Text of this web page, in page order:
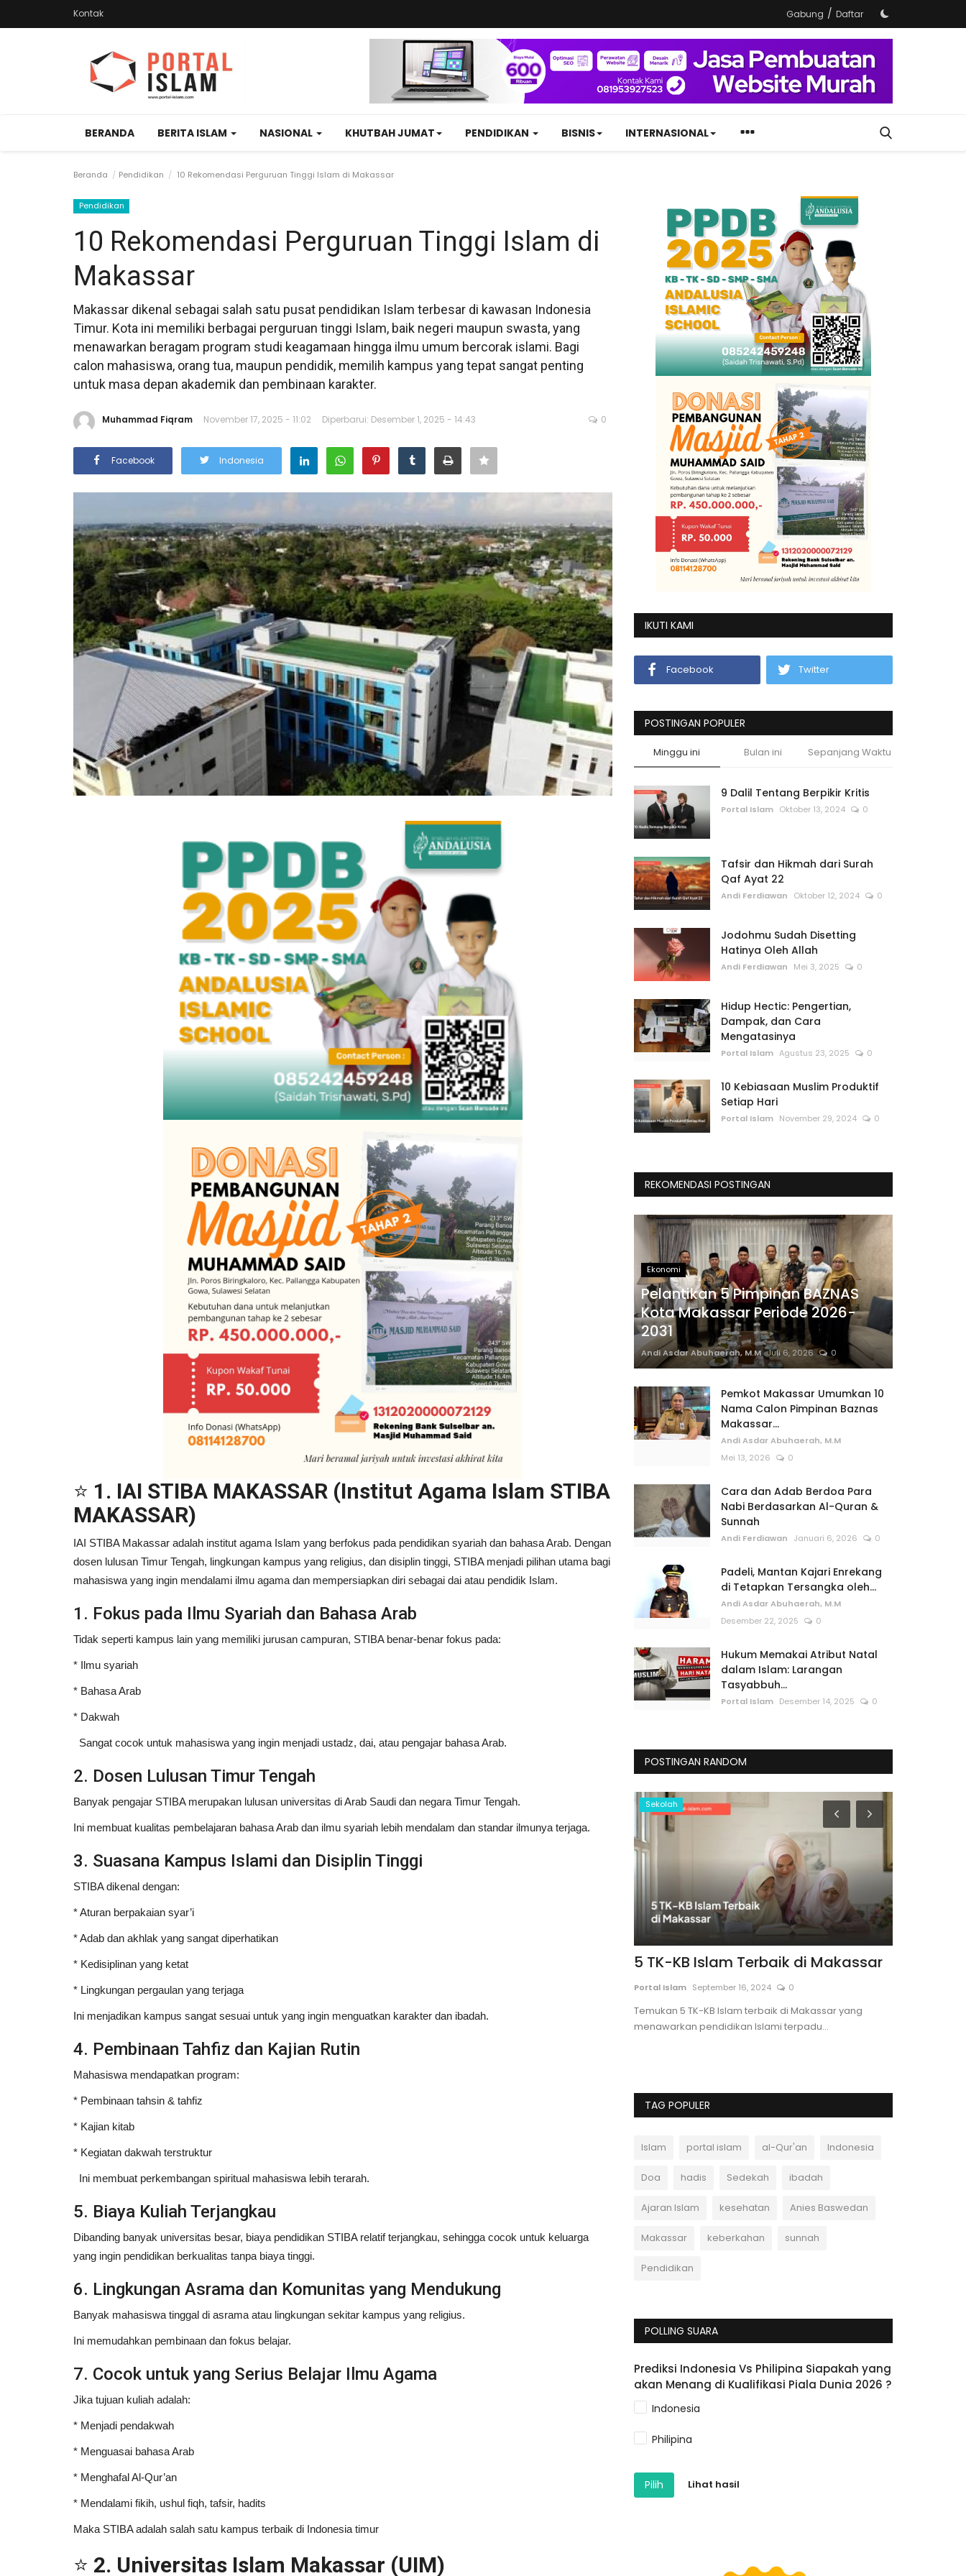
Kontak Gabung / Daftar
BERANDA BERITA ISLAM NASIONAL KHUTBAH JUMAT PENDIDIKAN BISNIS INTERNASIONAL
Beranda Pendidikan 10 Rekomendasi Perguruan Tinggi Islam di Makassar
Pendidikan
10 Rekomendasi Perguruan Tinggi Islam di
Makassar
Makassar dikenal sebagai salah satu pusat pendidikan Islam terbesar di kawasan Indonesia
Timur. Kota ini memiliki berbagai perguruan tinggi Islam, baik negeri maupun swasta, yang
menawarkan beragam program studi keagamaan hingga ilmu umum bercorak islami. Bagi
calon mahasiswa, orang tua, maupun pendidik, memilih kampus yang tepat sangat penting
untuk masa depan akademik dan pembinaan karakter.
Muhammad Fiqram November 17, 2025 - 11:02 Diperbarui: Desember 1, 2025 - 14:43 0
Facebook Indonesia
⭐ 1. IAI STIBA MAKASSAR (Institut Agama Islam STIBA
MAKASSAR)
IAI STIBA Makassar adalah institut agama Islam yang berfokus pada pendidikan syariah dan bahasa Arab. Dengan
dosen lulusan Timur Tengah, lingkungan kampus yang religius, dan disiplin tinggi, STIBA menjadi pilihan utama bagi
mahasiswa yang ingin mendalami ilmu agama dan mempersiapkan diri sebagai dai atau pendidik Islam.
1. Fokus pada Ilmu Syariah dan Bahasa Arab
Tidak seperti kampus lain yang memiliki jurusan campuran, STIBA benar-benar fokus pada:
* Ilmu syariah
* Bahasa Arab
* Dakwah
Sangat cocok untuk mahasiswa yang ingin menjadi ustadz, dai, atau pengajar bahasa Arab.
2. Dosen Lulusan Timur Tengah
Banyak pengajar STIBA merupakan lulusan universitas di Arab Saudi dan negara Timur Tengah.
Ini membuat kualitas pembelajaran bahasa Arab dan ilmu syariah lebih mendalam dan standar ilmunya terjaga.
3. Suasana Kampus Islami dan Disiplin Tinggi
STIBA dikenal dengan:
* Aturan berpakaian syar’i
* Adab dan akhlak yang sangat diperhatikan
* Kedisiplinan yang ketat
* Lingkungan pergaulan yang terjaga
Ini menjadikan kampus sangat sesuai untuk yang ingin menguatkan karakter dan ibadah.
4. Pembinaan Tahfiz dan Kajian Rutin
Mahasiswa mendapatkan program:
* Pembinaan tahsin & tahfiz
* Kajian kitab
* Kegiatan dakwah terstruktur
Ini membuat perkembangan spiritual mahasiswa lebih terarah.
5. Biaya Kuliah Terjangkau
Dibanding banyak universitas besar, biaya pendidikan STIBA relatif terjangkau, sehingga cocok untuk keluarga
yang ingin pendidikan berkualitas tanpa biaya tinggi.
6. Lingkungan Asrama dan Komunitas yang Mendukung
Banyak mahasiswa tinggal di asrama atau lingkungan sekitar kampus yang religius.
Ini memudahkan pembinaan dan fokus belajar.
7. Cocok untuk yang Serius Belajar Ilmu Agama
Jika tujuan kuliah adalah:
* Menjadi pendakwah
* Menguasai bahasa Arab
* Menghafal Al-Qur’an
* Mendalami fikih, ushul fiqh, tafsir, hadits
Maka STIBA adalah salah satu kampus terbaik di Indonesia timur
⭐ 2. Universitas Islam Makassar (UIM)
IKUTI KAMI
Facebook Twitter
POSTINGAN POPULER
Minggu ini Bulan ini Sepanjang Waktu
9 Dalil Tentang Berpikir Kritis
Portal Islam Oktober 13, 2024 0
Tafsir dan Hikmah dari Surah
Qaf Ayat 22
Andi Ferdiawan Oktober 12, 2024 0
Jodohmu Sudah Disetting
Hatinya Oleh Allah
Andi Ferdiawan Mei 3, 2025 0
Hidup Hectic: Pengertian,
Dampak, dan Cara
Mengatasinya
Portal Islam Agustus 23, 2025 0
10 Kebiasaan Muslim Produktif
Setiap Hari
Portal Islam November 29, 2024 0
REKOMENDASI POSTINGAN
Ekonomi
Pelantikan 5 Pimpinan BAZNAS
Kota Makassar Periode 2026-
2031
Andi Asdar Abuhaerah, M.M Juli 6, 2026 0
Pemkot Makassar Umumkan 10
Nama Calon Pimpinan Baznas
Makassar...
Andi Asdar Abuhaerah, M.M
Mei 13, 2026
0
Cara dan Adab Berdoa Para
Nabi Berdasarkan Al-Quran &
Sunnah
Andi Ferdiawan Januari 6, 2026 0
Padeli, Mantan Kajari Enrekang
di Tetapkan Tersangka oleh...
Andi Asdar Abuhaerah, M.M
Desember 22, 2025
0
Hukum Memakai Atribut Natal
dalam Islam: Larangan
Tasyabbuh...
Portal Islam Desember 14, 2025 0
POSTINGAN RANDOM
mencalonkan diri
Pendidikan
Rekomendasi Tempat Persiapan
IELTS untuk WHV di Makassar:...
Makassar untuk persiapan IELTS...
Hukum Islam Sekolah
5 TK-KB Islam Terbaik di Makassar
Portal Islam September 16, 2024 0
Temukan 5 TK-KB Islam terbaik di Makassar yang
menawarkan pendidikan Islami terpadu...
TAG POPULER
Islam portal islam al-Qur'an Indonesia
Doa hadis Sedekah ibadah
Ajaran Islam kesehatan Anies Baswedan
Makassar keberkahan sunnah
Pendidikan
POLLING SUARA
Prediksi Indonesia Vs Philipina Siapakah yang
akan Menang di Kualifikasi Piala Dunia 2026 ?
Indonesia
Philipina
Pilih Lihat hasil